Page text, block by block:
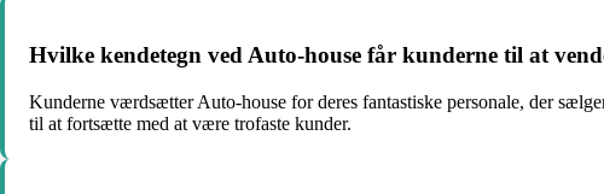
Hvilke kendetegn ved Auto-house får kunderne til at
Kunderne værdsætter Auto-house for deres fantastiske personale, der
til at fortsætte med at være trofaste kunder.